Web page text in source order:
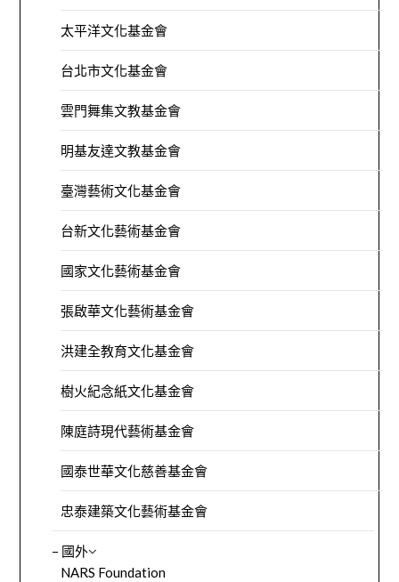
太平洋文化基金會
台北市文化基金會
雲門舞集文教基金會
明基友達文教基金會
臺灣藝術文化基金會
台新文化藝術基金會
國家文化藝術基金會
張啟華文化藝術基金會
洪建全教育文化基金會
樹火紀念紙文化基金會
陳庭詩現代藝術基金會
國泰世華文化慈善基金會
忠泰建築文化藝術基金會
– 國外
NARS Foundation